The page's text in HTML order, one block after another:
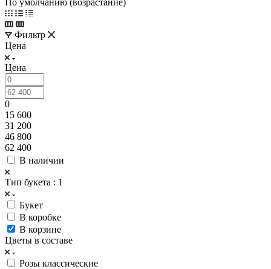
Фильтр
Цена
Цена
0
15 600
31 200
46 800
62 400
В наличии
Тип букета : 1
Букет
В коробке
В корзине
Цветы в составе
Розы классические